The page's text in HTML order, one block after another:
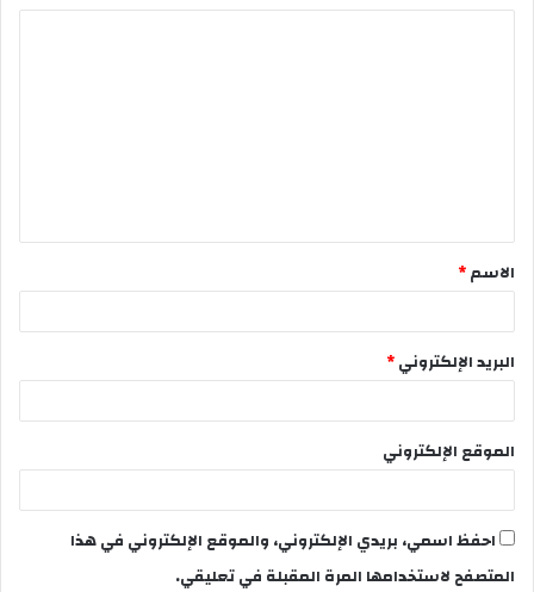
الاسم*
البريد الإلكتروني*
الموقع الإلكتروني
احفظ اسمي، بريدي الإلكتروني، والموقع الإلكتروني في هذا
المتصفح لاستخدامها المرة المقبلة في تعليقي.